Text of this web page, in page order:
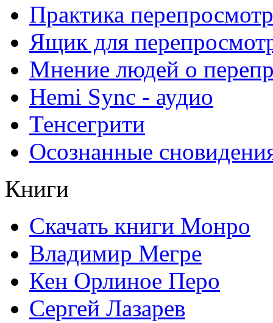
Практика
Ящик для
Мнение людей о
Hemi Sync - аудио
Тенсегрити
Осознанные
Книги
Скачать книги Монро
Владимир Мегре
Кен Орлиное Перо
Сергей Лазарев